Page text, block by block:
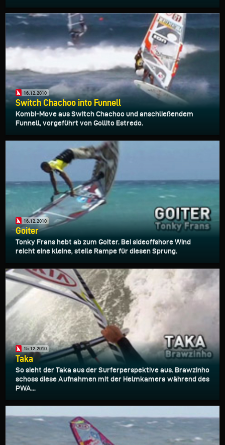
16.12.2010
Switch Chachoo into Funnell
Kombi-Move aus Switch Chachoo und anschließendem
Funnell, vorgeführt von Gollito Estredo.
16.12.2010
Goiter
Tonky Frans hebt ab zum Goiter. Bei sideoffshore Wind
reicht eine kleine, steile Rampe für diesen Sprung.
15.12.2010
Taka
So sieht der Taka aus der Surferperspektive aus. Brawzinho
schoss diese Aufnahmen mit der Helmkamera während des
PWA...